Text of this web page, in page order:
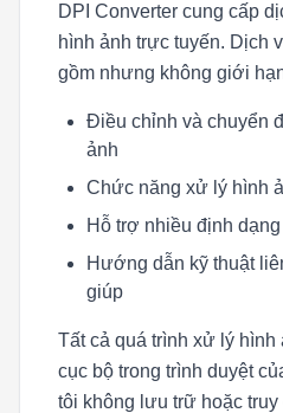
DPI Converter cung cấp
hình ảnh trực tuyến. Dịch
gồm nhưng không giới
Điều chỉnh và chuyển
ảnh
Chức năng xử lý hình
Hỗ trợ nhiều định
Hướng dẫn kỹ thuật
giúp
Tất cả quá trình xử lý
cục bộ trong trình duyệt
tôi không lưu trữ hoặc